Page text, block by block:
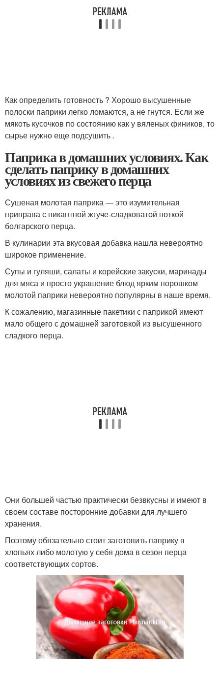
Как определить готовность ? Хорошо высушенные
полоски паприки легко ломаются, а не гнутся. Если же
мякоть кусочков по состоянию как у вяленых фиников, то
сырье нужно еще подсушить .
Паприка в домашних условиях. Как
сделать паприку в домашних
условиях из свежего перца
Сушеная молотая паприка — это изумительная
приправа с пикантной жгуче-сладковатой ноткой
болгарского перца.
В кулинарии эта вкусовая добавка нашла невероятно
широкое применение.
Супы и гуляши, салаты и корейские закуски, маринады
для мяса и просто украшение блюд ярким порошком
молотой паприки невероятно популярны в наше время.
К сожалению, магазинные пакетики с паприкой имеют
мало общего с домашней заготовкой из высушенного
сладкого перца.
Они большей частью практически безвкусны и имеют в
своем составе посторонние добавки для лучшего
хранения.
Поэтому обязательно стоит заготовить паприку в
хлопьях либо молотую у себя дома в сезон перца
соответствующих сортов.